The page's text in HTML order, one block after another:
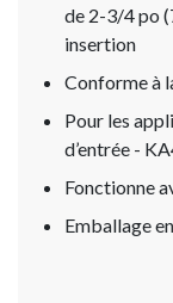
de 2-3/4 po
insertion
Conforme à
Pour les
d’entrée -
Fonctionne
Emballage